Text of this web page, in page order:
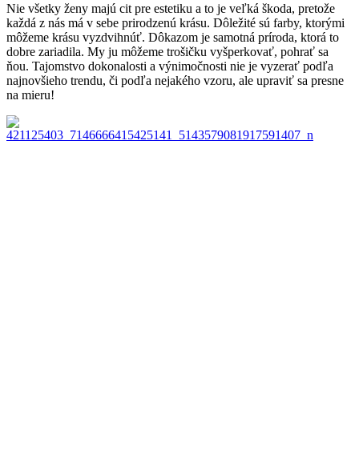
Nie všetky ženy majú cit pre estetiku a to je veľká škoda, pretože
každá z nás má v sebe prirodzenú krásu. Dôležité sú farby, ktorými
môžeme krásu vyzdvihnúť. Dôkazom je samotná príroda, ktorá to
dobre zariadila. My ju môžeme trošičku vyšperkovať, pohrať sa
ňou. Tajomstvo dokonalosti a výnimočnosti nie je vyzerať podľa
najnovšieho trendu, či podľa nejakého vzoru, ale upraviť sa presne
na mieru!